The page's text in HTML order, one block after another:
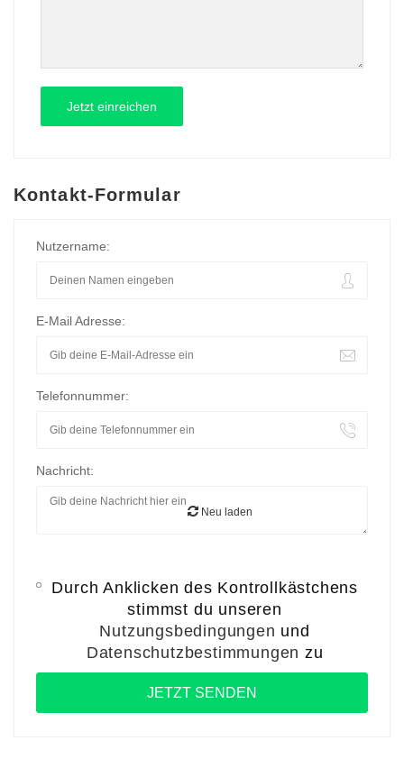
Kontakt-Formular
Nutzername:
E-Mail Adresse:
Telefonnummer:
Nachricht:
Neu laden
Durch Anklicken des Kontrollkästchens
stimmst du unseren
Nutzungsbedingungen und
Datenschutzbestimmungen zu